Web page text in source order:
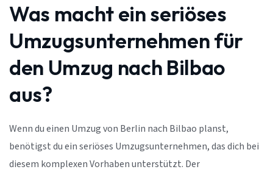
Was macht ein seriöses
Umzugsunternehmen für
den Umzug nach Bilbao
aus?
Wenn du einen Umzug von Berlin nach Bilbao planst,
benötigst du ein seriöses Umzugsunternehmen, das dich bei
diesem komplexen Vorhaben unterstützt. Der